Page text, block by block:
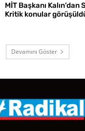
MİT Başkanı Kalın’dan
Kritik konular
Devamını Göster